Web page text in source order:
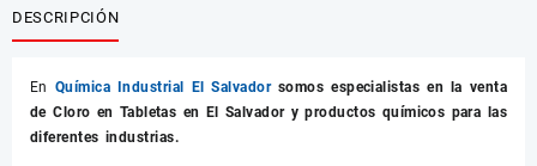
DESCRIPCIÓN
En Química Industrial El Salvador somos especialistas en la venta
deCloro en Tabletas en El Salvador y productos químicos para las
diferentes industrias.